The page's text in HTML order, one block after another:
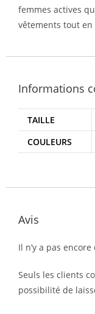
femmes actives
vêtements tout
Informations
TAILLE
COULEURS
Avis
Il n’y a pas encore
Seuls les clients
possibilité de